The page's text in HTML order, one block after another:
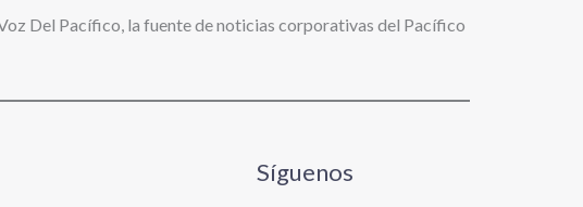
Del Pacífico, la fuente de noticias corporativas del Pacífico
Síguenos